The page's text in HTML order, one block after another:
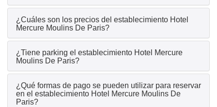
¿Cuáles son los precios del establecimiento Hotel
Mercure Moulins De Paris?
¿Tiene parking el establecimiento Hotel Mercure
Moulins De Paris?
¿Qué formas de pago se pueden utilizar para reservar
en el establecimiento Hotel Mercure Moulins De
Paris?